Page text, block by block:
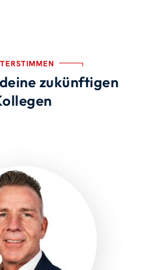
zukünftigen